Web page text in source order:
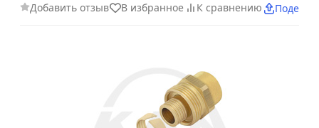
Добавить отзыв В избранное К сравнению